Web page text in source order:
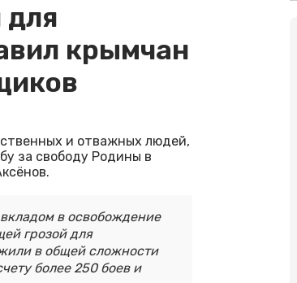
для
крымчан
и отважных людей,
за свободу Родины в
в освобождение
грозой для
в общей сложности
более 250 боев и